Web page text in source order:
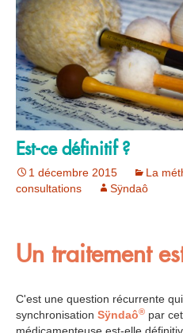
Est-ce définitif ?
1 décembre 2015 La
consultations
Sÿndaô
Un traitement
C'est une question récurrente
synchronisation Sÿndaô® par